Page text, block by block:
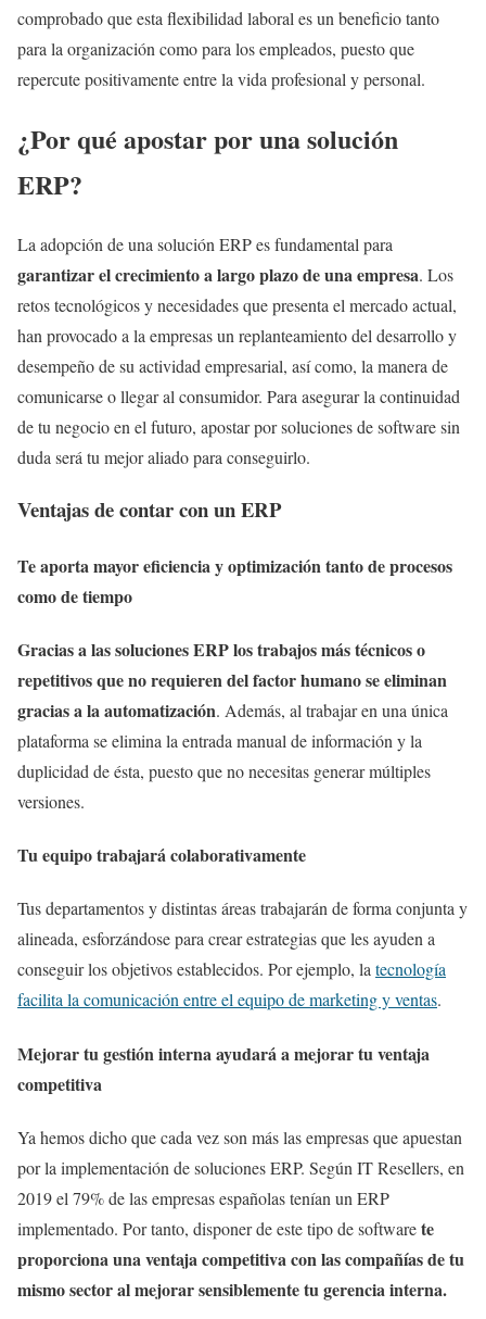
comprobado que esta flexibilidad laboral es un beneficio tanto
para la organización como para los empleados, puesto que
repercute positivamente entre la vida profesional y personal.
¿Por qué apostar por una solución
ERP?
La adopción de una solución ERP es fundamental para
garantizar el crecimiento a largo plazo de una empresa. Los
retos tecnológicos y necesidades que presenta el mercado actual,
han provocado a la empresas un replanteamiento del desarrollo y
desempeño de su actividad empresarial, así como, la manera de
comunicarse o llegar al consumidor. Para asegurar la continuidad
de tu negocio en el futuro, apostar por soluciones de software sin
duda será tu mejor aliado para conseguirlo.
Ventajas de contar con un ERP
Te aporta mayor eficiencia y optimización tanto de procesos
como de tiempo
Gracias a las soluciones ERP los trabajos más técnicos o
repetitivos que no requieren del factor humano se eliminan
gracias a la automatización. Además, al trabajar en una única
plataforma se elimina la entrada manual de información y la
duplicidad de ésta, puesto que no necesitas generar múltiples
versiones.
Tu equipo trabajará colaborativamente
Tus departamentos y distintas áreas trabajarán de forma conjunta y
alineada, esforzándose para crear estrategias que les ayuden a
conseguir los objetivos establecidos. Por ejemplo, latecnología
facilita la comunicación entre el equipo de marketing y ventas.
Mejorar tu gestión interna ayudará a mejorar tu ventaja
competitiva
Ya hemos dicho que cada vez son más las empresas que apuestan
por la implementación de soluciones ERP. Según IT Resellers, en
2019 el 79% de las empresas españolas tenían un ERP
implementado. Por tanto, disponer de este tipo de softwarete
proporciona una ventaja competitiva con las compañías de tu
mismo sector al mejorar sensiblemente tu gerencia interna.